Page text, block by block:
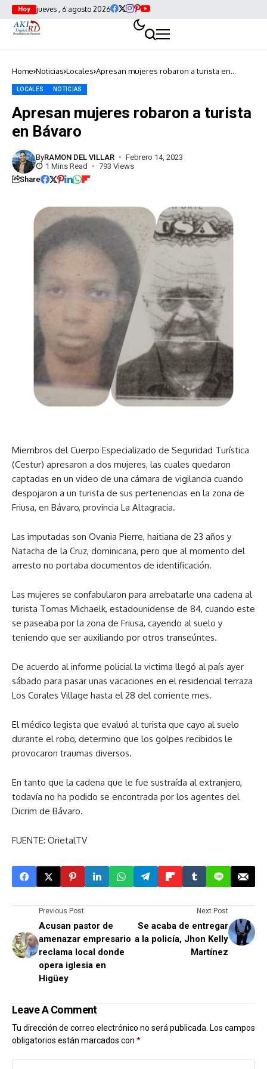
Hoy jueves , 6 agosto 2026
Home Noticias Locales Apresan mujeres robaron a turista en
LOCALES NOTICIAS
Apresan mujeres robaron a turista
en Bávaro
ByRAMON DEL VILLAR
Febrero 14, 2023
1 Mins Read
793 Views
Share
Miembros del Cuerpo Especializado de Seguridad Turística
(Cestur) apresaron a dos mujeres, las cuales quedaron
captadas en un video de una cámara de vigilancia cuando
despojaron a un turista de sus pertenencias en la zona de
Friusa, en Bávaro, provincia La Altagracia.
Las imputadas son Ovania Pierre, haitiana de 23 años y
Natacha de la Cruz, dominicana, pero que al momento del
arresto no portaba documentos de identificación.
Las mujeres se confabularon para arrebatarle una cadena al
turista Tomas Michaelk, estadounidense de 84, cuando este
se paseaba por la zona de Friusa, cayendo al suelo y
teniendo que ser auxiliando por otros transeúntes.
De acuerdo al informe policial la victima llegó al país ayer
sábado para pasar unas vacaciones en el residencial terraza
Los Corales Village hasta el 28 del corriente mes.
El médico legista que evaluó al turista que cayo al suelo
durante el robo, determino que los golpes recibidos le
provocaron traumas diversos.
En tanto que la cadena que le fue sustraída al extranjero,
todavía no ha podido se encontrada por los agentes del
Dicrim de Bávaro.
FUENTE: OrietalTV
Previous Post
Acusan pastor de
amenazar empresario
reclama local donde
opera iglesia en
Higüey
Next Post
Se acaba de entregar
a la policía, Jhon Kelly
Martínez
Leave A Comment
Tu dirección de correo electrónico no será publicada. Los campos
obligatorios están marcados con *